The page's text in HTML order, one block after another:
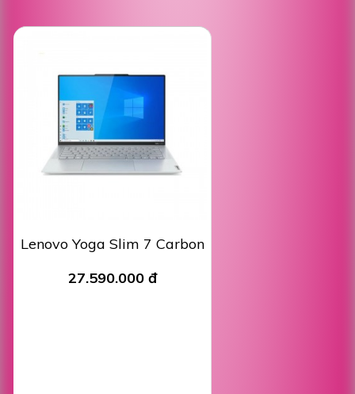
Lenovo Yoga Slim 7 Carbon
27.590.000 đ